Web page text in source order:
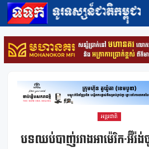
អន្តរជាតិ
បទឈប់បាញ់រវាងអាម៉េរិក-អ៊ីរ៉